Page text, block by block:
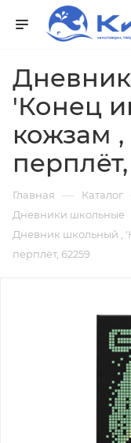
'Конец
кожзам
Главная — Каталог
Дневники школьные
Дневник школьный ,
перплёт, 62259